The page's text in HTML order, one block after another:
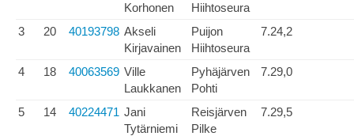
Korhonen
Hiihtoseura
3 20 40193798 Akseli
Kirjavainen
Puijon
Hiihtoseura
7.24,2
4 18 40063569 Ville
Laukkanen
Pyhäjärven
Pohti
7.29,0
5 14 40224471 Jani
Tytärniemi
Reisjärven
Pilke
7.29,5